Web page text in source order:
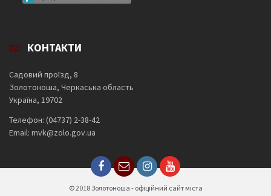
КОНТАКТИ
Садовий проїзд, 8
Золотоноша, Черкаська область
Україна, 19702
Телефон: (04737) 2-38-42
Email: mvk@zolo.gov.ua
© 2018 Золотоноша - офіційний сайт міста